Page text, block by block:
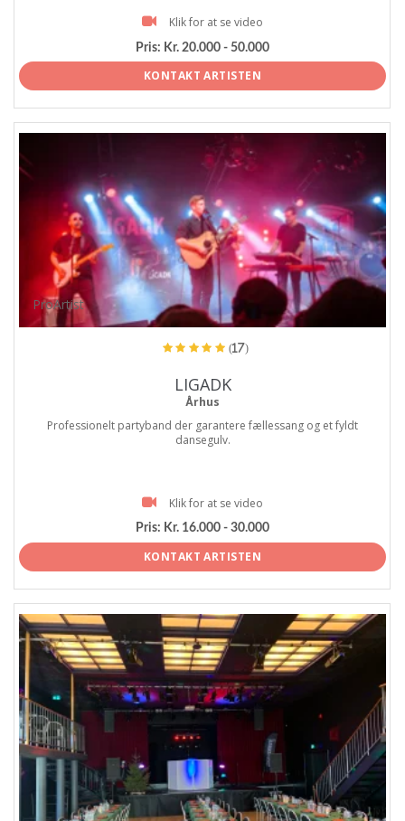
Klik for at se video
Pris: Kr. 20.000 - 50.000
KONTAKT ARTISTEN
ProArtist
(17)
LIGADK
Århus
Professionelt partyband der garantere fællessang og et fyldt
dansegulv.
Klik for at se video
Pris: Kr. 16.000 - 30.000
KONTAKT ARTISTEN